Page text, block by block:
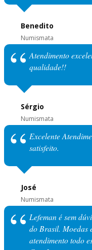
Benedito
Numismata
Atendimento
qualidade!!
Sérgio
Numismata
Excelente
satisfeito.
José
Numismata
Lefeman é sem
do Brasil. Moedas
atendimento todo